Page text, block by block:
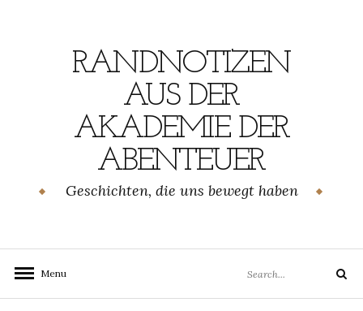
RANDNOTIZEN
AUS DER
AKADEMIE DER
ABENTEUER
Geschichten, die uns bewegt haben
Menu
for:
Search